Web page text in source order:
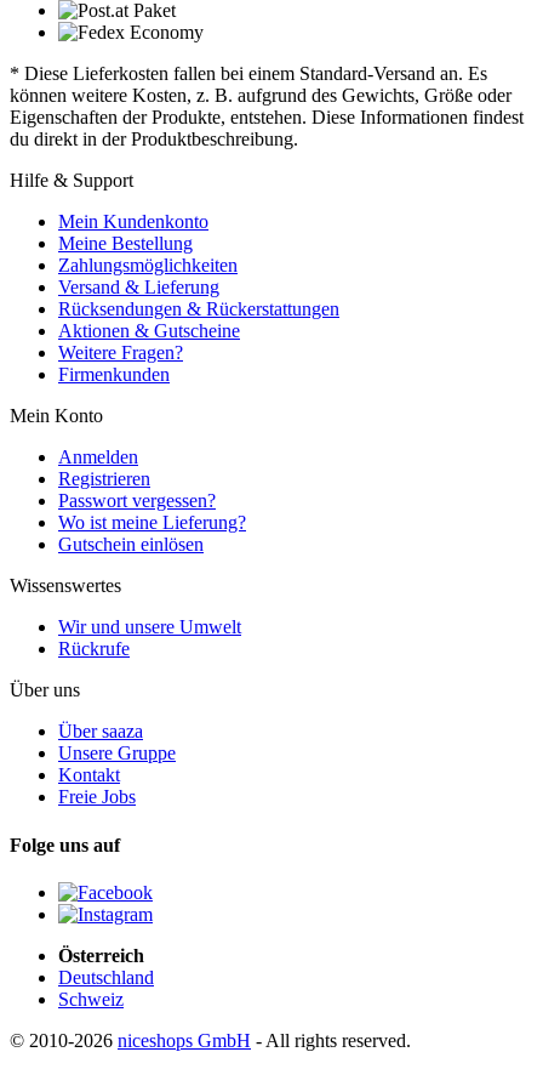
* Diese Lieferkosten fallen bei einem Standard-Versand an. Es
können weitere Kosten, z. B. aufgrund des Gewichts, Größe oder
Eigenschaften der Produkte, entstehen. Diese Informationen findest
du direkt in der Produktbeschreibung.
Hilfe & Support
Mein Kundenkonto
Meine Bestellung
Zahlungsmöglichkeiten
Versand & Lieferung
Rücksendungen & Rückerstattungen
Aktionen & Gutscheine
Weitere Fragen?
Firmenkunden
Mein Konto
Anmelden
Registrieren
Passwort vergessen?
Wo ist meine Lieferung?
Gutschein einlösen
Wissenswertes
Wir und unsere Umwelt
Rückrufe
Über uns
Über saaza
Unsere Gruppe
Kontakt
Freie Jobs
Folge uns auf
Österreich
Deutschland
Schweiz
© 2010-2026 niceshops GmbH - All rights reserved.